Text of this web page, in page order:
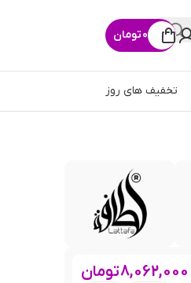
0تومان
تخفیف های روز
8,062,000تومان